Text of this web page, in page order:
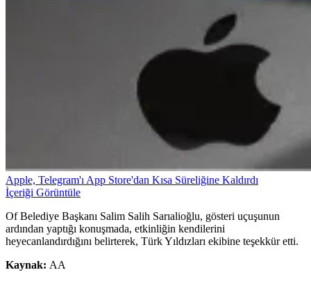
Apple, Telegram'ı App Store'dan Kısa Süreliğine Kaldırdı
İçeriği Görüntüle
Of Belediye Başkanı Salim Salih Sarıalioğlu, gösteri uçuşunun
ardından yaptığı konuşmada, etkinliğin kendilerini
heyecanlandırdığını belirterek, Türk Yıldızları ekibine teşekkür etti.
Kaynak: AA